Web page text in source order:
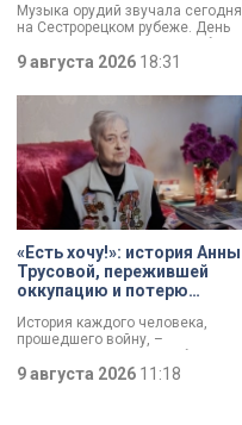
Ленинградской битвы
Музыка орудий звучала сегодня
на Сестрорецком рубеже. День
окончания Ленинградской битвы
вспоминали и через
реконструкции. Масштабное
сражение стало предвестником
будущей Победы.
9 августа 2026 18:31
«Есть хочу!»: история Анны
Трусовой, пережившей
оккупацию и потерю
История каждого человека,
прошедшего войну, –
напоминание о цене победы.
Сколько испытаний выпало на
долю блокадников, тружеников
9 августа 2026 11:18